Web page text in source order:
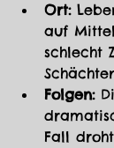
Ort:
auf
schlecht
Folgen:
Fall